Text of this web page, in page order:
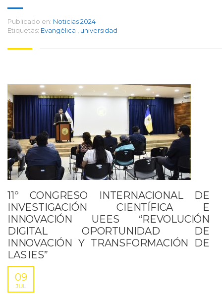
Publicado en: Noticias 2024
Etiquetas: Evangélica universidad
11º CONGRESO INTERNACIONAL DE
INVESTIGACIÓN CIENTÍFICA E
INNOVACIÓN UEES “REVOLUCIÓN
DIGITAL OPORTUNIDAD DE
INNOVACIÓN Y TRANSFORMACIÓN DE
LAS IES”
09
JUL